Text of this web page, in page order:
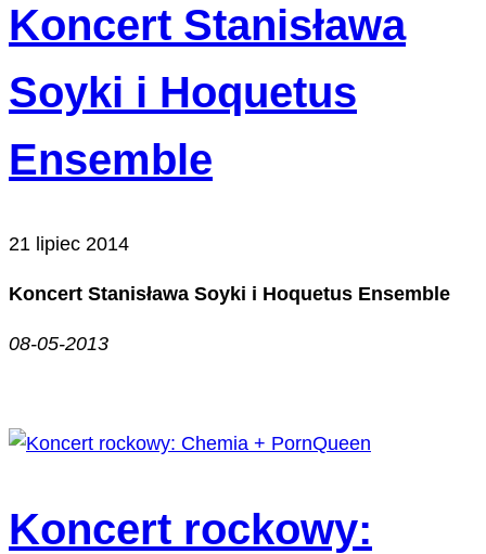
Koncert Stanisława
Soyki i Hoquetus
Ensemble
21 lipiec 2014
Koncert Stanisława Soyki i Hoquetus Ensemble
08-05-2013
Koncert rockowy: